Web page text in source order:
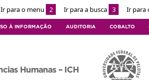
Ir para o menu 2 Ir para a busca 3 Ir para
À INFORMAÇÃO AUDITORIA COBALTO
Humanas – ICH